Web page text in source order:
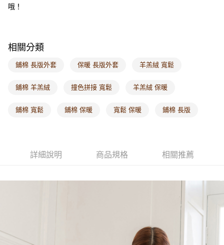
海外配送-港/澳/新/馬/泰國專屬
海外配送-歐美地區
哦！
相關分類
鋪棉 長版外套 保暖 長版外套 羊羔絨 寬鬆
鋪棉 羊羔絨 撞色拼接 寬鬆 羊羔絨 保暖
鋪棉 寬鬆 鋪棉 保暖 寬鬆 保暖 鋪棉 長版
詳細說明 商品規格 相關推薦